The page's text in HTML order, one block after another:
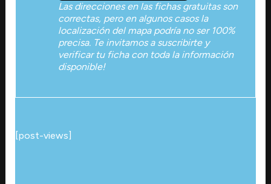
Las direcciones en las fichas gratuitas son
correctas, pero en algunos casos la
localización del mapa podría no ser 100%
precisa. Te invitamos a suscribirte y
verificar tu ficha con toda la información
disponible!
[post-views]